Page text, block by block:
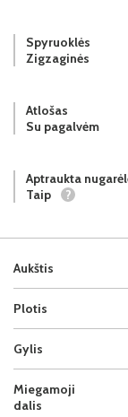
Aukštis
Plotis
Gylis
Miegamoji
dalis
Spyruoklės
Zigzaginės
Atlošas
Su pagalvėm
Aptraukta
Taip
?